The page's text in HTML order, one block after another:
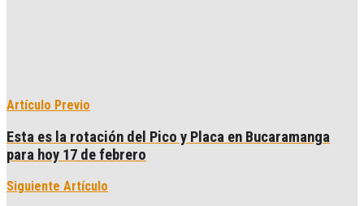
Artículo Previo
Esta es la rotación del Pico y Placa en Bucaramanga
para hoy 17 de febrero
Siguiente Artículo